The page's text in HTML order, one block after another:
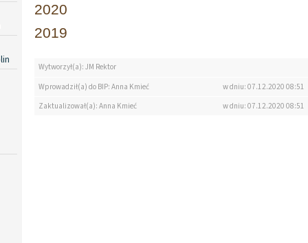
2020
2019
Wytworzył(a): JM Rektor
Wprowadził(a) do BIP: Anna Kmieć
w dniu: 07.12.2020 08:51
Zaktualizował(a): Anna Kmieć
w dniu: 07.12.2020 08:51